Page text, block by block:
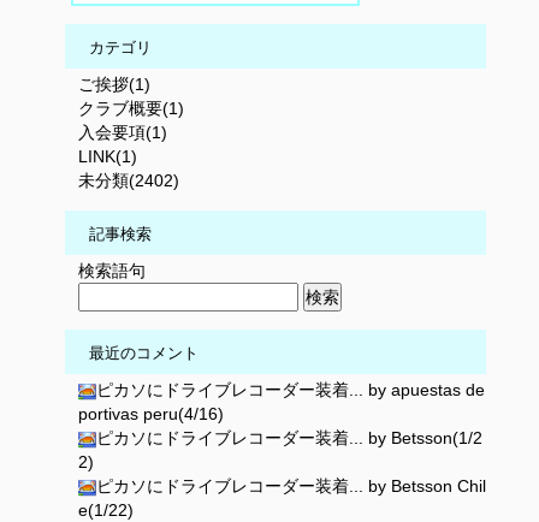
カテゴリ
ご挨拶(1)
クラブ概要(1)
入会要項(1)
LINK(1)
未分類(2402)
記事検索
検索語句
最近のコメント
ピカソにドライブレコーダー装着... by apuestas de
portivas peru(4/16)
ピカソにドライブレコーダー装着... by Betsson(1/2
2)
ピカソにドライブレコーダー装着... by Betsson Chil
e(1/22)